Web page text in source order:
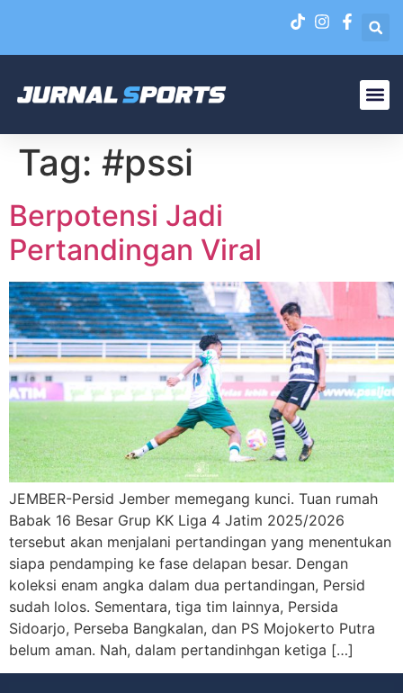
Tag: #pssi
Berpotensi Jadi
Pertandingan Viral
JEMBER-Persid Jember memegang kunci. Tuan rumah
Babak 16 Besar Grup KK Liga 4 Jatim 2025/2026
tersebut akan menjalani pertandingan yang menentukan
siapa pendamping ke fase delapan besar. Dengan
koleksi enam angka dalam dua pertandingan, Persid
sudah lolos. Sementara, tiga tim lainnya, Persida
Sidoarjo, Perseba Bangkalan, dan PS Mojokerto Putra
belum aman. Nah, dalam pertandinhgan ketiga […]